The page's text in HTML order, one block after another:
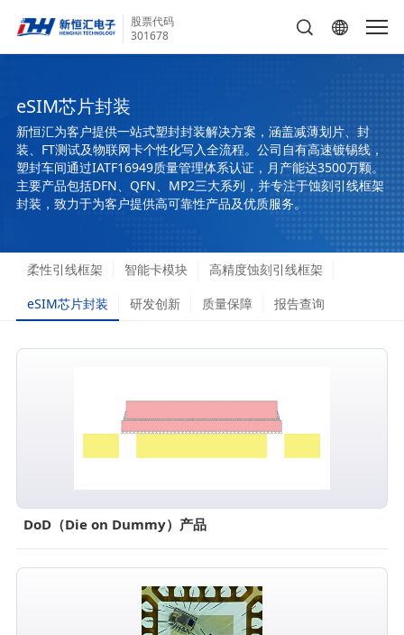
股票代码
301678
eSIM芯片封装
新恒汇为客户提供一站式塑封封装解决方案，涵盖减薄划片、封
装、FT测试及物联网卡个性化写入全流程。公司自有高速镀锡线，
塑封车间通过IATF16949质量管理体系认证，月产能达3500万颗。
主要产品包括DFN、QFN、MP2三大系列，并专注于蚀刻引线框架
封装，致力于为客户提供高可靠性产品及优质服务。
柔性引线框架 智能卡模块
高精度蚀刻引线框架
eSIM芯片封装
研发创新 质量保障 报告查询
DoD（Die on Dummy）产品